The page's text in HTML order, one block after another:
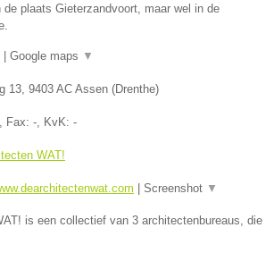
de plaats Gieterzandvoort, maar wel in de
Google maps ▼
13 9403 AC Assen (Drenthe)
, Fax: - , KvK: -
WAT!
Screenshot ▼
is een collectief van 3 architectenbureaus, die